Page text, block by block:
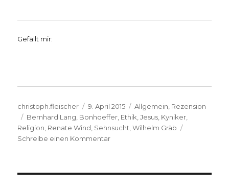
Gefällt mir:
Autor
christoph.fleischer
Veröffentlicht
am
9. April 2015 Kategorien
Allgemein Rezension
Schlagwörter
Bernhard Lang Bonhoeffer Ethik ,Jesus Kyniker
Religion Renate Wind Sehnsucht ,Wilhelm Gräb
Schreibe einen Kommentarzu